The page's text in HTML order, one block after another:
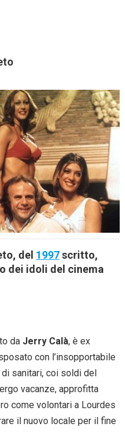
del 1997scritto,
dei idoli del cinema
da Jerry Calà, è ex
con l’insopportabile
sanitari, coi soldi del
vacanze, approfitta
come volontari a Lourdes
il nuovo locale per il fine